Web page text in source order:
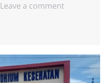
Leave a comment